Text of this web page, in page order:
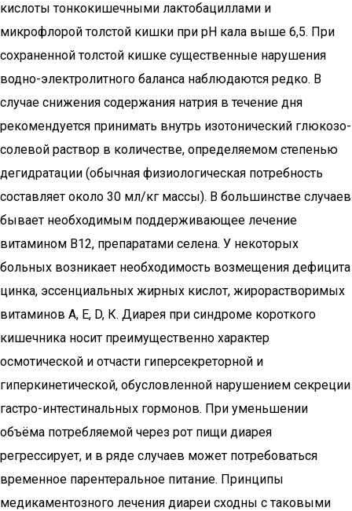
кислоты тонкокишечными лактобациллами и
микрофлорой толстой кишки при pH кала выше 6,5. При
сохраненной толстой кишке существенные нарушения
водно-электролитного баланса наблюдаются редко. В
случае снижения содержания натрия в течение дня
рекомендуется принимать внутрь изотонический глюкозо-
солевой раствор в количестве, определяемом степенью
дегидратации (обычная физиологическая потребность
составляет около 30 мл/кг массы). В большинстве случаев
бывает необходимым поддерживающее лечение
витамином В12, препаратами селена. У некоторых
больных возникает необходимость возмещения дефицита
цинка, эссенциальных жирных кислот, жирорастворимых
витаминов А, Е, D, К. Диарея при синдроме короткого
кишечника носит преимущественно характер
осмотической и отчасти гиперсекреторной и
гиперкинетической, обусловленной нарушением секреции
гастро-интестинальных гормонов. При уменьшении
объёма потребляемой через рот пищи диарея
регрессирует, и в ряде случаев может потребоваться
временное парентеральное питание. Принципы
медикаментозного лечения диареи сходны с таковыми